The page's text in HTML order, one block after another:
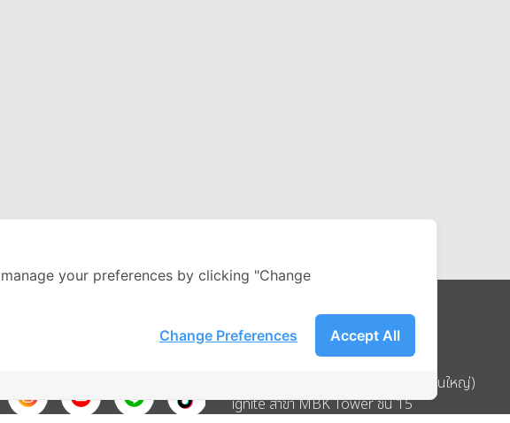
Address
บริษัท อิกไนท์ เอ สตาร์ จำกัด (สำนักงานใหญ่)
ignite สาขา MBK Tower ชั้น 15
your preferences by clicking "Change
Accept All
Change Preferences